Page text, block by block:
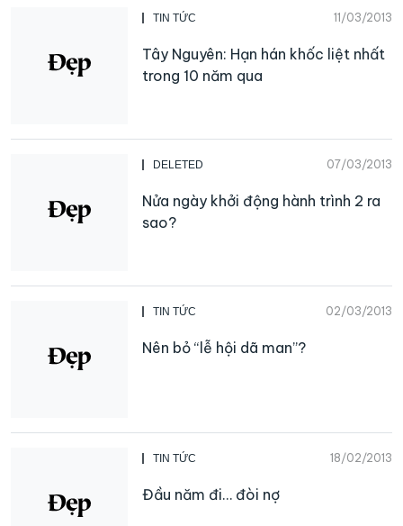
TIN TỨC 11/03/2013
Tây Nguyên: Hạn hán khốc liệt nhất
trong 10 năm qua
DELETED 07/03/2013
Nửa ngày khởi động hành trình 2 ra
sao?
TIN TỨC 02/03/2013
Nên bỏ “lễ hội dã man”?
TIN TỨC 18/02/2013
Đầu năm đi… đòi nợ